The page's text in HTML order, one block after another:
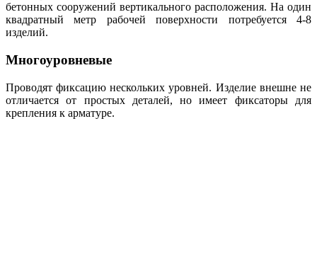
бетонных сооружений вертикального расположения. На один
квадратный метр рабочей поверхности потребуется 4-8
изделий.
Многоуровневые
Проводят фиксацию нескольких уровней. Изделие внешне не
отличается от простых деталей, но имеет фиксаторы для
крепления к арматуре.